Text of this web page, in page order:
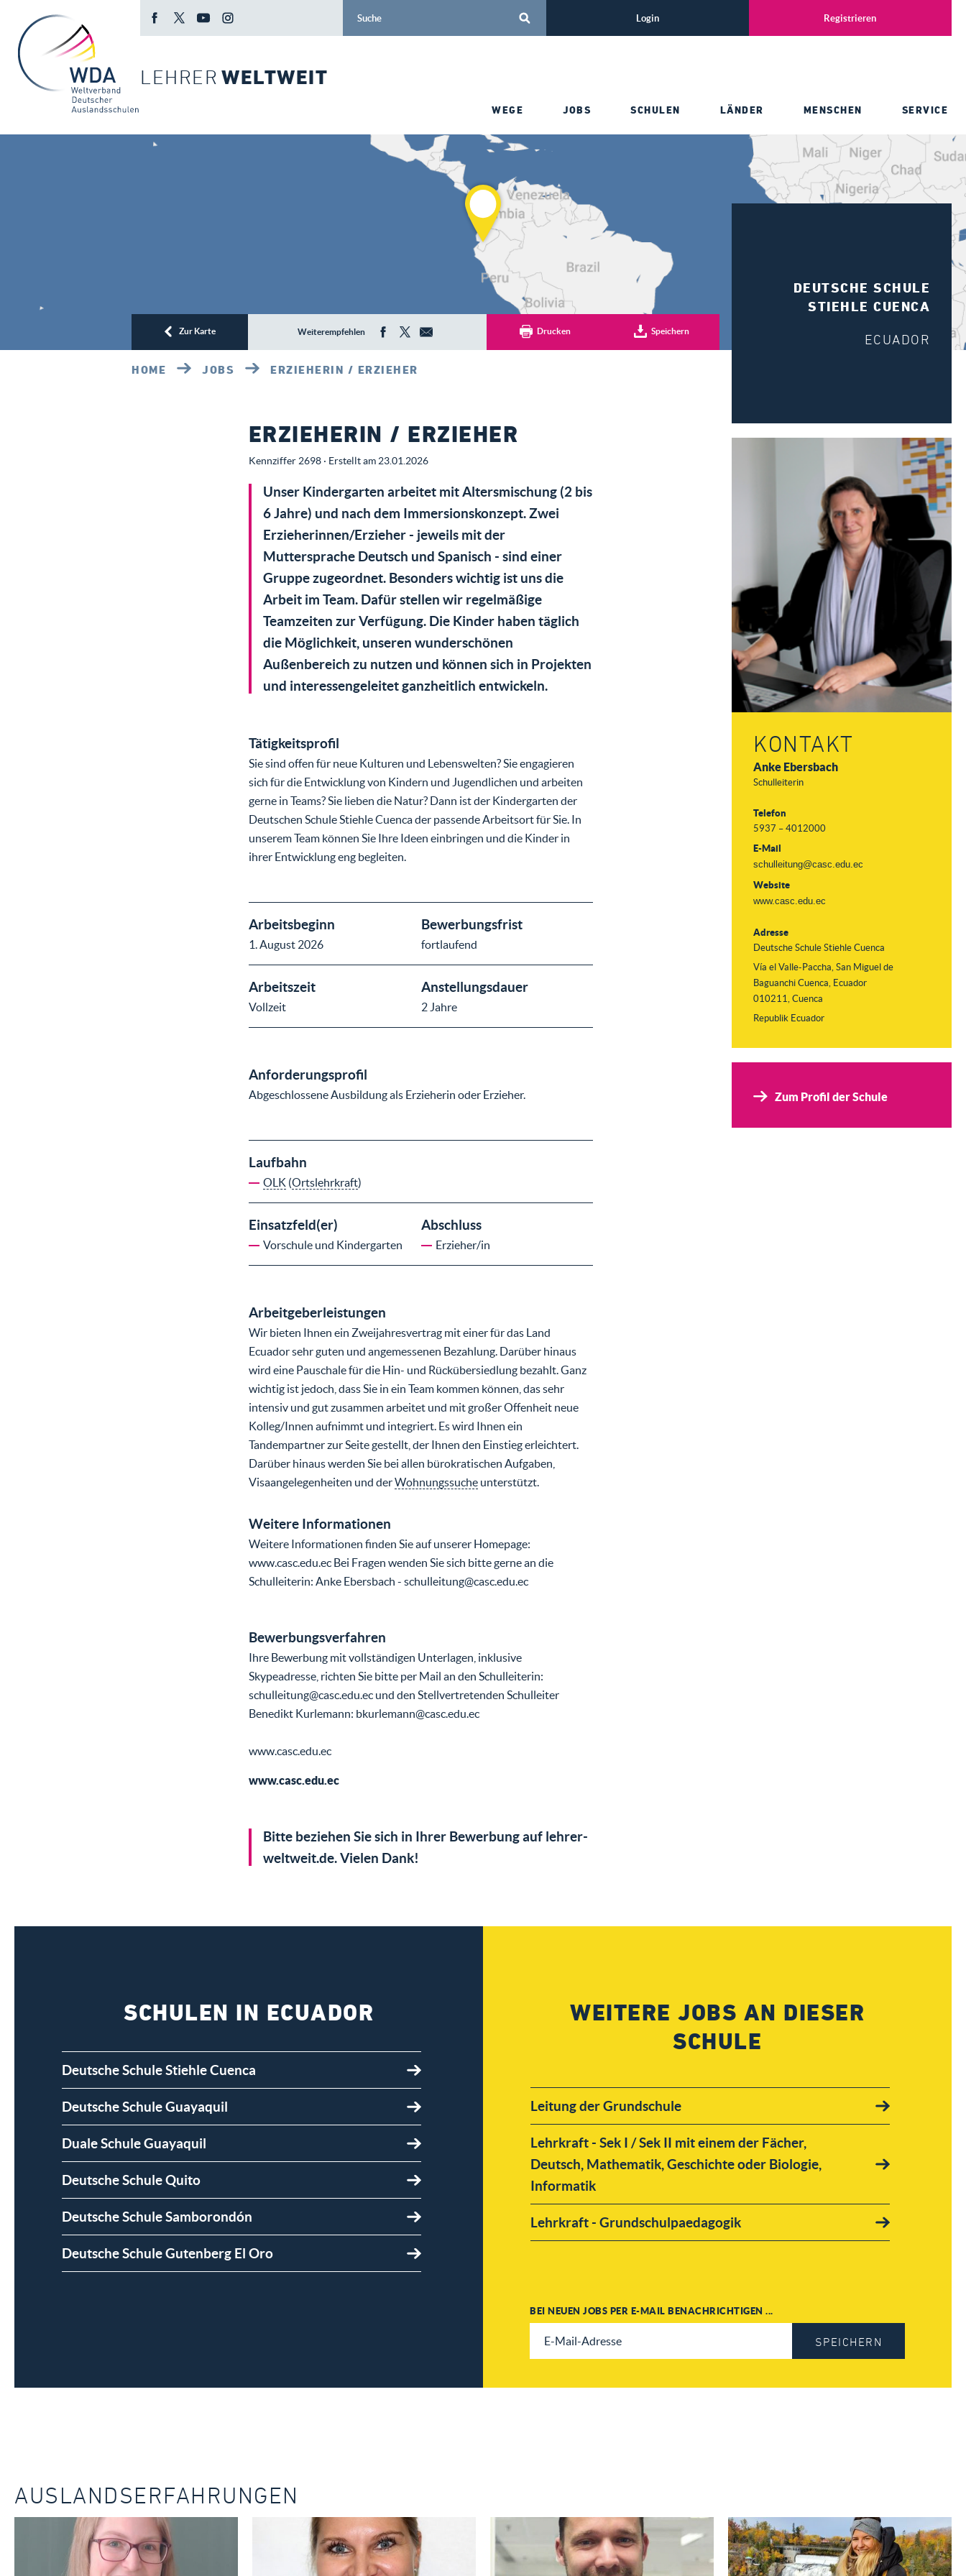
LEHRER WELTWEIT
Login Registrieren
WEGE JOBS SCHULEN LÄNDER MENSCHEN SERVICE
Zur Karte Weiterempfehlen Drucken Speichern
HOME JOBS ERZIEHERIN / ERZIEHER
DEUTSCHE SCHULE
STIEHLE CUENCA
ECUADOR
KONTAKT
Anke Ebersbach
Schulleiterin
Telefon
5937 – 4012000
E-Mail
schulleitung@casc.edu.ec
Website
www.casc.edu.ec
Adresse
Deutsche Schule Stiehle Cuenca
Vía el Valle-Paccha, San Miguel de
Baguanchi Cuenca, Ecuador
010211, Cuenca
Republik Ecuador
Zum Profil der Schule
ERZIEHERIN / ERZIEHER
Kennziffer 2698 · Erstellt am 23.01.2026
Unser Kindergarten arbeitet mit Altersmischung (2 bis
6 Jahre) und nach dem Immersionskonzept. Zwei
Erzieherinnen/Erzieher - jeweils mit der
Muttersprache Deutsch und Spanisch - sind einer
Gruppe zugeordnet. Besonders wichtig ist uns die
Arbeit im Team. Dafür stellen wir regelmäßige
Teamzeiten zur Verfügung. Die Kinder haben täglich
die Möglichkeit, unseren wunderschönen
Außenbereich zu nutzen und können sich in Projekten
und interessengeleitet ganzheitlich entwickeln.
Tätigkeitsprofil
Sie sind offen für neue Kulturen und Lebenswelten? Sie engagieren
sich für die Entwicklung von Kindern und Jugendlichen und arbeiten
gerne in Teams? Sie lieben die Natur? Dann ist der Kindergarten der
Deutschen Schule Stiehle Cuenca der passende Arbeitsort für Sie. In
unserem Team können Sie Ihre Ideen einbringen und die Kinder in
ihrer Entwicklung eng begleiten.
Arbeitsbeginn
1. August 2026
Bewerbungsfrist
fortlaufend
Arbeitszeit
Vollzeit
Anstellungsdauer
2 Jahre
Anforderungsprofil
Abgeschlossene Ausbildung als Erzieherin oder Erzieher.
Laufbahn
OLK (Ortslehrkraft)
Einsatzfeld(er)
Vorschule und Kindergarten
Abschluss
Erzieher/in
Arbeitgeberleistungen
Wir bieten Ihnen ein Zweijahresvertrag mit einer für das Land
Ecuador sehr guten und angemessenen Bezahlung. Darüber hinaus
wird eine Pauschale für die Hin- und Rückübersiedlung bezahlt. Ganz
wichtig ist jedoch, dass Sie in ein Team kommen können, das sehr
intensiv und gut zusammen arbeitet und mit großer Offenheit neue
Kolleg/Innen aufnimmt und integriert. Es wird Ihnen ein
Tandempartner zur Seite gestellt, der Ihnen den Einstieg erleichtert.
Darüber hinaus werden Sie bei allen bürokratischen Aufgaben,
Visaangelegenheiten und derWohnungssucheunterstützt.
Weitere Informationen
Weitere Informationen finden Sie auf unserer Homepage:
www.casc.edu.ec Bei Fragen wenden Sie sich bitte gerne an die
Schulleiterin: Anke Ebersbach - schulleitung@casc.edu.ec
Bewerbungsverfahren
Ihre Bewerbung mit vollständigen Unterlagen, inklusive
Skypeadresse, richten Sie bitte per Mail an den Schulleiterin:
schulleitung@casc.edu.ec und den Stellvertretenden Schulleiter
Benedikt Kurlemann: bkurlemann@casc.edu.ec
www.casc.edu.ec
www.casc.edu.ec
Bitte beziehen Sie sich in Ihrer Bewerbung auf lehrer-
weltweit.de. Vielen Dank!
SCHULEN IN ECUADOR
Deutsche Schule Stiehle Cuenca
Deutsche Schule Guayaquil
Duale Schule Guayaquil
Deutsche Schule Quito
Deutsche Schule Samborondón
Deutsche Schule Gutenberg El Oro
WEITERE JOBS AN DIESER
SCHULE
Leitung der Grundschule
Lehrkraft - Sek I / Sek II mit einem der Fächer,
Deutsch, Mathematik, Geschichte oder Biologie,
Informatik
Lehrkraft - Grundschulpaedagogik
BEI NEUEN JOBS PER E-MAIL BENACHRICHTIGEN ...
SPEICHERN
AUSLANDSERFAHRUNGEN